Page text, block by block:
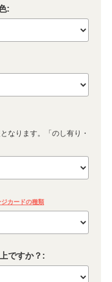
:
なります。「のし有り・
カードの種類
ですか？: